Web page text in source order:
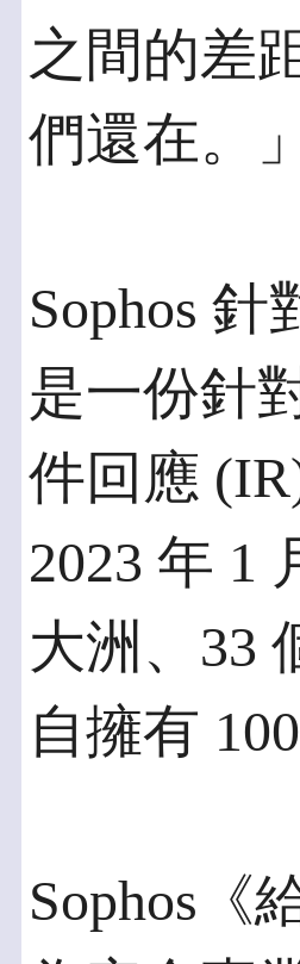
之間的差
們還在。」
Sophos
是一份針
件回應
2023 年 1
大洲、33
自擁有
Sophos《